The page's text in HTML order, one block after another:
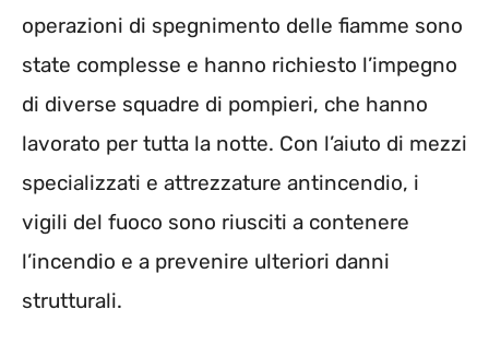
operazioni di spegnimento delle fiamme sono
state complesse e hanno richiesto l’impegno
di diverse squadre di pompieri, che hanno
lavorato per tutta la notte. Con l’aiuto di mezzi
specializzati e attrezzature antincendio, i
vigili del fuoco sono riusciti a contenere
l’incendio e a prevenire ulteriori danni
strutturali.